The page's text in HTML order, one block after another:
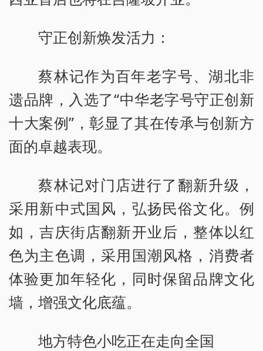
守正创新焕发活力：
蔡林记作为百年老字号、湖北非
遗品牌，入选了“中华老字号守正创新
十大案例”，彰显了其在传承与创新方
面的卓越表现。
蔡林记对门店进行了翻新升级，
采用新中式国风，弘扬民俗文化。例
如，吉庆街店翻新开业后，整体以红
色为主色调，采用国潮风格，消费者
体验更加年轻化，同时保留品牌文化
墙，增强文化底蕴。
地方特色小吃正在走向全国